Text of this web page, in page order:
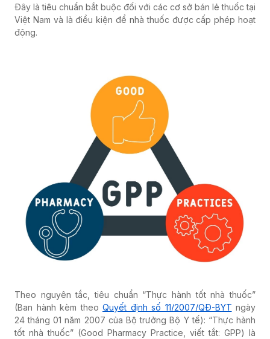
Đây là tiêu chuẩn bắt buộc đối với các cơ sở bán lẻ thuốc tại
Việt Nam và là điều kiện để nhà thuốc được cấp phép hoạt
động.
Theo nguyên tắc, tiêu chuẩn “Thực hành tốt nhà thuốc”
(Ban hành kèm theo Quyết định số 11/2007/QĐ-BYT ngày
24 tháng 01 năm 2007 của Bộ trưởng Bộ Y tế): “Thực hành
tốt nhà thuốc” (Good Pharmacy Practice, viết tắt: GPP) là